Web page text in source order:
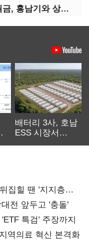
(영상)송영길 "전국민 재난지원금, 홍남기와 상의·이재명 뜻 존중"
배터리 3사, 호남
ESS 시장서
집힐 땐 '지지층
전 앞두고 '충돌'
특검' 주장까지
역의료 혁신 본격화